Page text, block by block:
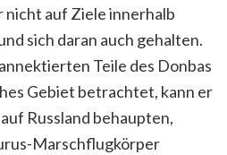
auf Ziele innerhalb
sich daran auch gehalten.
Teile des Donbas
Gebiet betrachtet, kann er
Russland behaupten,
Marschflugkörper